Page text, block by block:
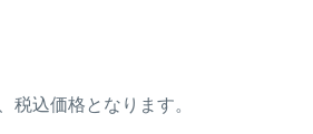
税込価格となります。